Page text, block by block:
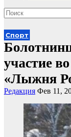
Спорт
участие
«Лыжня
Редакция Фев 11,